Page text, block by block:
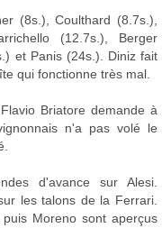
(8s.), Coulthard (8.7s.),
(12.7s.), Berger
et Panis (24s.). Diniz fait
qui fonctionne très mal.
Briatore demande à
n'a pas volé le
d'avance sur Alesi.
les talons de la Ferrari.
Moreno sont aperçus